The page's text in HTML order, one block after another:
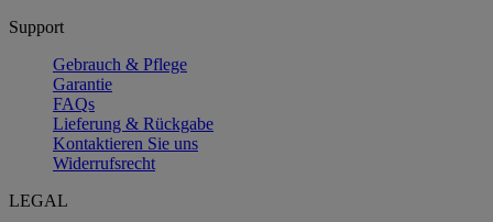
Support
Gebrauch & Pflege
Garantie
FAQs
Lieferung & Rückgabe
Kontaktieren Sie uns
Widerrufsrecht
LEGAL